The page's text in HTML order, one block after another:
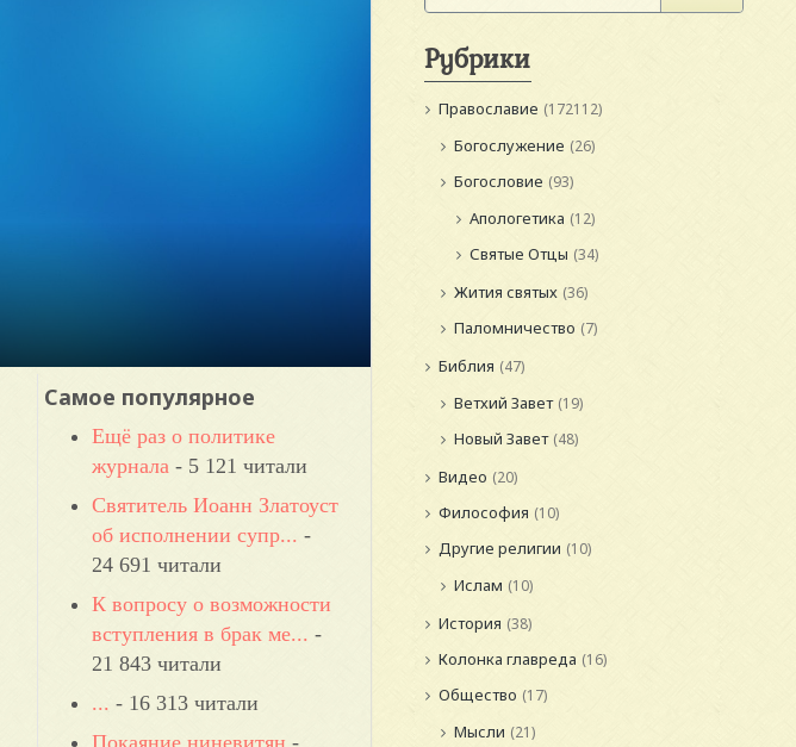
Самое популярное
Ещё раз о политике
журнала - 5 121 читали
Святитель Иоанн Златоуст
об исполнении супр... -
24 691 читали
К вопросу о возможности
вступления в брак ме... -
21 843 читали
... - 16 313 читали
Покаяние ниневитян -
Рубрики
Православие (172112)
Богослужение (26)
Богословие (93)
Апологетика (12)
Святые Отцы (34)
Жития святых (36)
Паломничество (7)
Библия (47)
Ветхий Завет (19)
Новый Завет (48)
Видео (20)
Философия (10)
Другие религии (10)
Ислам (10)
История (38)
Колонка главреда (16)
Общество (17)
Мысли (21)